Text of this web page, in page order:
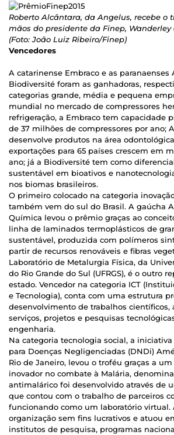
Roberto Alcântara, da Angelus, recebe o
mãos do presidente da Finep, Wanderley
(Foto: João Luiz Ribeiro/Finep)
Vencedores
A catarinense Embraco e as paranaenses
Biodiversité foram as ganhadoras,
categorias grande, média e pequena
mundial no mercado de compressores
refrigeração, a Embraco tem capacidade
de 37 milhões de compressores por ano;
desenvolve produtos na área
exportações para 65 países crescem em
ano; já a Biodiversité tem como
sustentável em bioativos e
nos biomas brasileiros.
O primeiro colocado na categoria
também vem do sul do Brasil. A gaúcha
Química levou o prêmio graças ao
linha de laminados termoplásticos de
sustentável, produzida com polímeros
partir de recursos renováveis e fibras
Laboratório de Metalurgia Física, da
do Rio Grande do Sul (UFRGS), é o outro
estado. Vencedor na categoria ICT
e Tecnologia), conta com uma estrutura
desenvolvimento de trabalhos científicos,
serviços, projetos e pesquisas
engenharia.
Na categoria tecnologia social, a
para Doenças Negligenciadas (DNDi)
Rio de Janeiro, levou o troféu graças a
inovador no combate à Malária,
antimalárico foi desenvolvido através de
que contou com o trabalho de parceiros
funcionando como um laboratório virtual.
organização sem fins lucrativos e atuou
institutos de pesquisa, programas